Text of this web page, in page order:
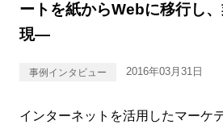
ートを紙からWebに移行し
現―
事例インタビュー 2016年03月31日
インターネットを活用したマーケ